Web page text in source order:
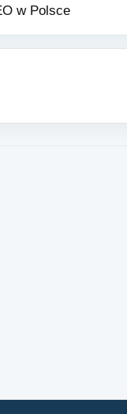
w Polsce